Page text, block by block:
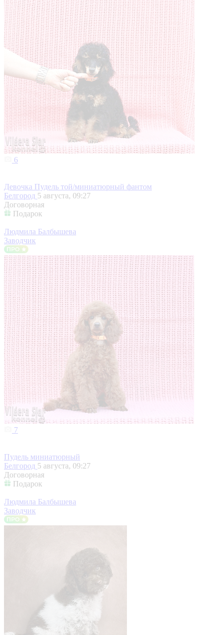
6
Девочка Пудель той/миниатюрный фантом
Белгород 5 августа, 09:27
Договорная
Подарок
Людмила Балбышева
Заводчик
7
Пудель миниатюрный
Белгород 5 августа, 09:27
Договорная
Подарок
Людмила Балбышева
Заводчик